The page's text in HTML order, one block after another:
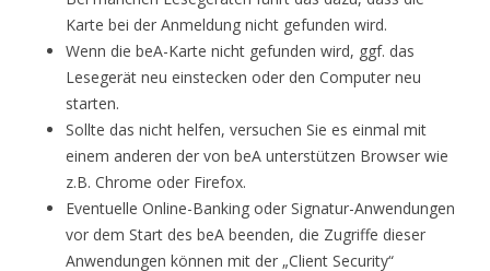
Karte bei der Anmeldung nicht gefunden wird.
Wenn die beA-Karte nicht gefunden wird, ggf. das
Lesegerät neu einstecken oder den Computer neu
starten.
Sollte das nicht helfen, versuchen Sie es einmal mit
einem anderen der von beA unterstützen Browser wie
z.B. Chrome oder Firefox.
Eventuelle Online-Banking oder Signatur-Anwendungen
vor dem Start des beA beenden, die Zugriffe dieser
Anwendungen können mit der „Client Security“